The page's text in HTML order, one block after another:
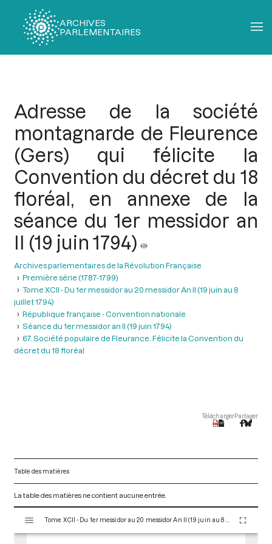
ARCHIVES
PARLEMENTAIRES
Adresse de la société
montagnarde de Fleurence
(Gers) qui félicite la
Convention du décret du 18
floréal, en annexe de la
séance du 1er messidor an
II (19 juin 1794)
Archives parlementaires de la Révolution Française
Première série (1787-1799)
Tome XCII - Du 1er messidor au 20 messidor An II (19 juin au 8
juillet 1794)
République française - Convention nationale
Séance du 1er messidor an II (19 juin 1794)
67. Société populaire de Fleurance. Félicite la Convention du
décret du 18 floréal
TéléchargerPartager
Table des matières
La table des matières ne contient aucune entrée.
s